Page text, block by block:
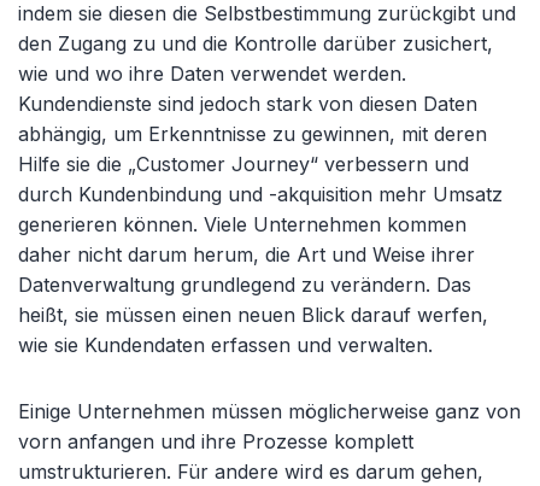
indem sie diesen die Selbstbestimmung zurückgibt und
den Zugang zu und die Kontrolle darüber zusichert,
wie und wo ihre Daten verwendet werden.
Kundendienste sind jedoch stark von diesen Daten
abhängig, um Erkenntnisse zu gewinnen, mit deren
Hilfe sie die „Customer Journey“ verbessern und
durch Kundenbindung und -akquisition mehr Umsatz
generieren können. Viele Unternehmen kommen
daher nicht darum herum, die Art und Weise ihrer
Datenverwaltung grundlegend zu verändern. Das
heißt, sie müssen einen neuen Blick darauf werfen,
wie sie Kundendaten erfassen und verwalten.
Einige Unternehmen müssen möglicherweise ganz von
vorn anfangen und ihre Prozesse komplett
umstrukturieren. Für andere wird es darum gehen,